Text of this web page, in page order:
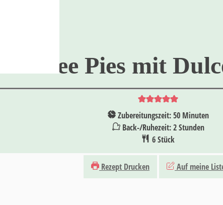
Banoffee Pies mit
Zubereitungszeit:50Minuten
Minuten
Back-/Ruhezeit:2Stunden
Stunden
6 Stück
Rezept Drucken Auf meine